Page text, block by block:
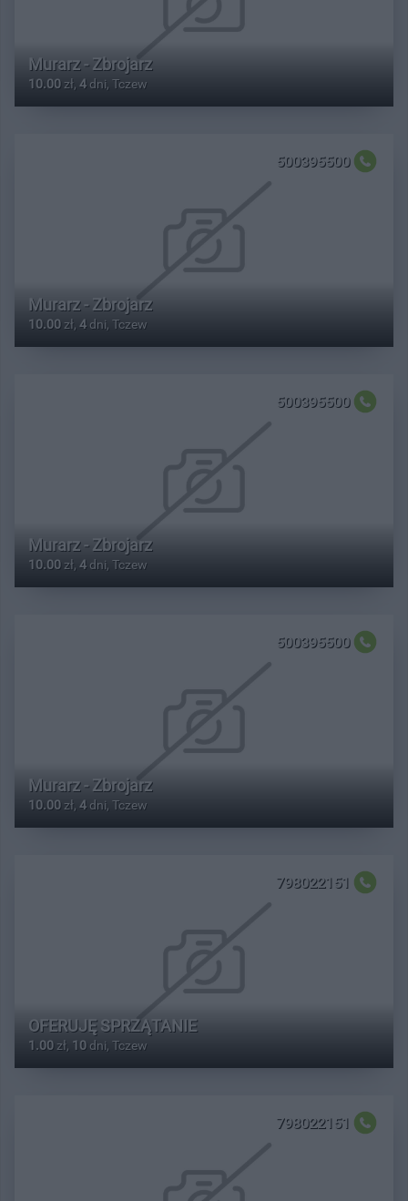
Murarz - Zbrojarz
10.00 zł, 4dni, Tczew
500395500
Murarz - Zbrojarz
10.00 zł, 4dni, Tczew
500395500
Murarz - Zbrojarz
10.00 zł, 4dni, Tczew
500395500
Murarz - Zbrojarz
10.00 zł, 4dni, Tczew
798022151
OFERUJĘ SPRZĄTANIE
1.00 zł, 10 dni, Tczew
798022151